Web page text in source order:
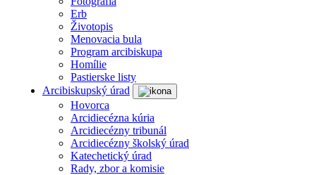
Erb
Životopis
Menovacia bula
Program arcibiskupa
Homílie
Pastierske listy
Arcibiskupský úrad
Hovorca
Arcidiecézna kúria
Arcidiecézny tribunál
Arcidiecézny školský úrad
Katechetický úrad
Rady, zbor a komisie